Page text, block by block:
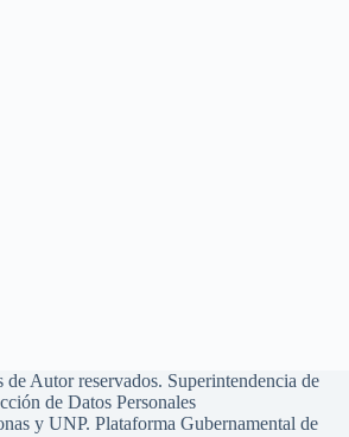
Autor reservados. Superintendencia de
de Datos Personales
y UNP. Plataforma Gubernamental de